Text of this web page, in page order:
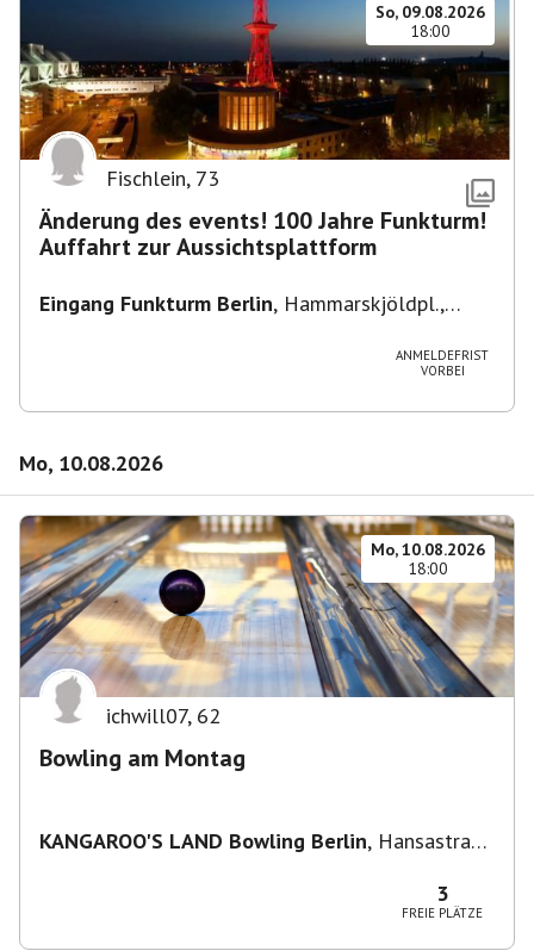
So, 09.08.2026
18:00
Fischlein, 73
Änderung des events! 100 Jahre Funkturm!
Auffahrt zur Aussichtsplattform
Eingang Funkturm Berlin, Hammarskjöldpl.,
ANMELDEFRIST
VORBEI
Mo, 10.08.2026
Mo, 10.08.2026
18:00
ichwill07, 62
Bowling am Montag
KANGAROO'S LAND Bowling Berlin, Hansastraße
3
FREIE PLÄTZE